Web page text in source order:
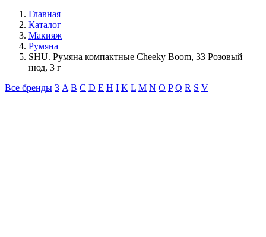
Главная
Каталог
Макияж
Румяна
SHU. Румяна компактные Cheeky Boom, 33 Розовый
нюд, 3 г
Все бренды 3 A B C D E H I K L M N O P Q R S V